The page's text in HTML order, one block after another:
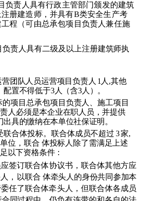
负责人具有行政主管部门颁发的建筑
册建造师，并具有B类安全生产考
程 （可由总承包项目负责人兼任施
负责人具有二级及以上注册建筑师执
团队人员运营项目负责人 1 人 ,其他
置不得低于3人（含3人） 。
的项目总承包项目负责人、施工项 目
人必须是本企业在职人员，并提供
出具的缴纳在本单位社保证明。
联合体投标。联合体成员不超过 3家,
位，联合 体投标人除了需满足上述
足以下资格条件：
签订联合体协议书，联合体其他方应
，以联合 体牵头人的身份共同参加本
任了联合体牵头人，但联合体各成员